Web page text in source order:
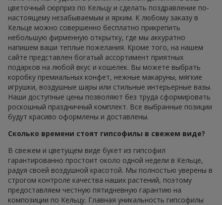
цветочный сюрприз по Кельцу и сделать поздравление по-
настоящему незабываемым и ярким. К любому заказу в
Кельце можно совершенно бесплатно прикрепить
небольшую фирменную открытку, где мы аккуратно
напишем ваши теплые пожелания. Кроме того, на нашем
сайте представлен богатый ассортимент приятных
подарков на любой вкус и кошелек. Вы можете выбрать
коробку премиальных конфет, нежные макаруны, мягкие
игрушки, воздушные шары или стильные интерьерные вазы.
Наши доступные цены позволяют без труда сформировать
роскошный праздничный комплект. Все выбранные позиции
будут красиво оформлены и доставлены.
Сколько времени стоят гипсофилы в свежем виде?
В свежем и цветущем виде букет из гипсофил
гарантированно простоит около одной недели в Кельце,
радуя своей воздушной красотой. Мы полностью уверены в
строгом контроле качества наших растений, поэтому
предоставляем честную пятидневную гарантию на
композиции по Кельцу. Главная уникальность гипсофилы